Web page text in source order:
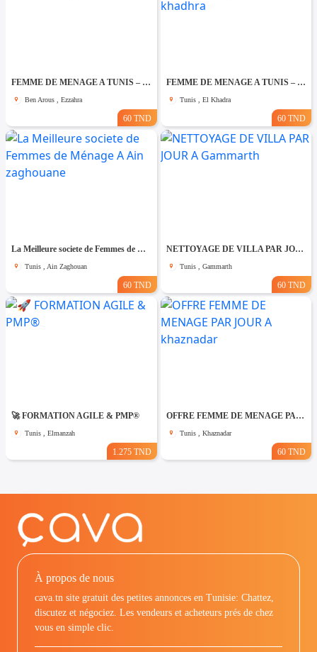
FEMME DE MENAGE A TUNIS – PAR JOUR A Ezzahra
Ben Arous , Ezzahra
60 TND
FEMME DE MENAGE A TUNIS – PAR JOUR A El khadhra
Tunis , El Khadra
60 TND
La Meilleure societe de Femmes de Ménage A Ain zaghouane
Tunis , Ain Zaghouan
60 TND
NETTOYAGE DE VILLA PAR JOUR A Gammarth
Tunis , Gammarth
60 TND
🚀 FORMATION AGILE & PMP®
Tunis , Elmanzah
1.275 TND
OFFRE FEMME DE MENAGE PAR JOUR A khaznadar
Tunis , Khaznadar
60 TND
À propos de nous
cava.tn site gratuit des petites annonces en Tunisie: Chattez,
discutez et négociez. Les vendeurs et acheteurs prés de chez
vous en simple clic.